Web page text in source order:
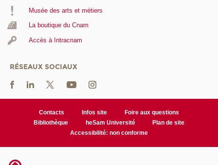
Musée des arts et métiers
La boutique du Cnam
Accès à Intracnam
RÉSEAUX SOCIAUX
Contacts Infos site
Foire aux questions
Bibliothèque
heSam Université
Plan de site
Accessibilité: non conforme